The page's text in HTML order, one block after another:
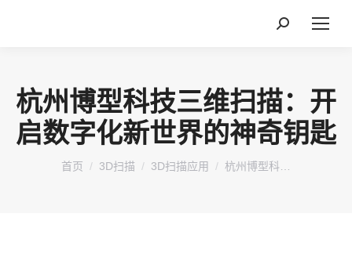
搜
杭州博型科技三维扫描：开
启数字化新世界的神奇钥匙
您在这里：
首页 3D扫描 3D扫描应用 杭州博型科…